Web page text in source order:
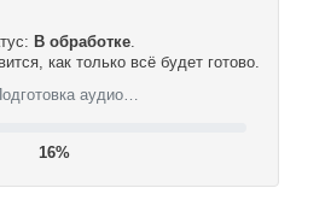
В обработке.
как только всё будет готово.
аудио…
16%